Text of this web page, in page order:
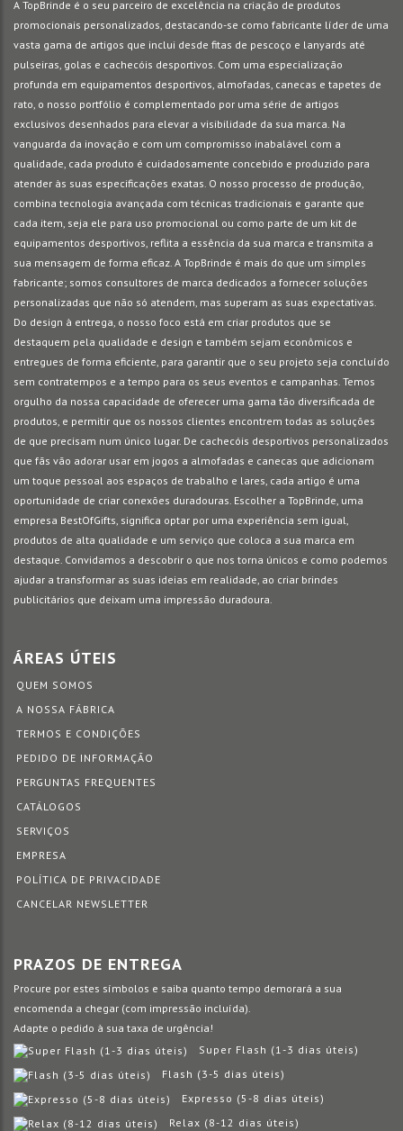
A TopBrinde é o seu parceiro de excelência na criação de produtos
promocionais personalizados, destacando-se como fabricante líder de uma
vasta gama de artigos que inclui desde fitas de pescoço e lanyards até
pulseiras, golas e cachecóis desportivos. Com uma especialização
profunda em equipamentos desportivos, almofadas, canecas e tapetes de
rato, o nosso portfólio é complementado por uma série de artigos
exclusivos desenhados para elevar a visibilidade da sua marca. Na
vanguarda da inovação e com um compromisso inabalável com a
qualidade, cada produto é cuidadosamente concebido e produzido para
atender às suas especificações exatas. O nosso processo de produção,
combina tecnologia avançada com técnicas tradicionais e garante que
cada item, seja ele para uso promocional ou como parte de um kit de
equipamentos desportivos, reflita a essência da sua marca e transmita a
sua mensagem de forma eficaz. A TopBrinde é mais do que um simples
fabricante; somos consultores de marca dedicados a fornecer soluções
personalizadas que não só atendem, mas superam as suas expectativas.
Do design à entrega, o nosso foco está em criar produtos que se
destaquem pela qualidade e design e também sejam econômicos e
entregues de forma eficiente, para garantir que o seu projeto seja concluído
sem contratempos e a tempo para os seus eventos e campanhas. Temos
orgulho da nossa capacidade de oferecer uma gama tão diversificada de
produtos, e permitir que os nossos clientes encontrem todas as soluções
de que precisam num único lugar. De cachecóis desportivos personalizados
que fãs vão adorar usar em jogos a almofadas e canecas que adicionam
um toque pessoal aos espaços de trabalho e lares, cada artigo é uma
oportunidade de criar conexões duradouras. Escolher a TopBrinde, uma
empresa BestOfGifts, significa optar por uma experiência sem igual,
produtos de alta qualidade e um serviço que coloca a sua marca em
destaque. Convidamos a descobrir o que nos torna únicos e como podemos
ajudar a transformar as suas ideias em realidade, ao criar brindes
publicitários que deixam uma impressão duradoura.
ÁREAS ÚTEIS
QUEM SOMOS
A NOSSA FÁBRICA
TERMOS E CONDIÇÕES
PEDIDO DE INFORMAÇÃO
PERGUNTAS FREQUENTES
CATÁLOGOS
SERVIÇOS
EMPRESA
POLÍTICA DE PRIVACIDADE
CANCELAR NEWSLETTER
PRAZOS DE ENTREGA
Procure por estes símbolos e saiba quanto tempo demorará a sua
encomenda a chegar (com impressão incluída).
Adapte o pedido à sua taxa de urgência!
Super Flash (1-3 dias úteis)
Flash (3-5 dias úteis)
Expresso (5-8 dias úteis)
Relax (8-12 dias úteis)